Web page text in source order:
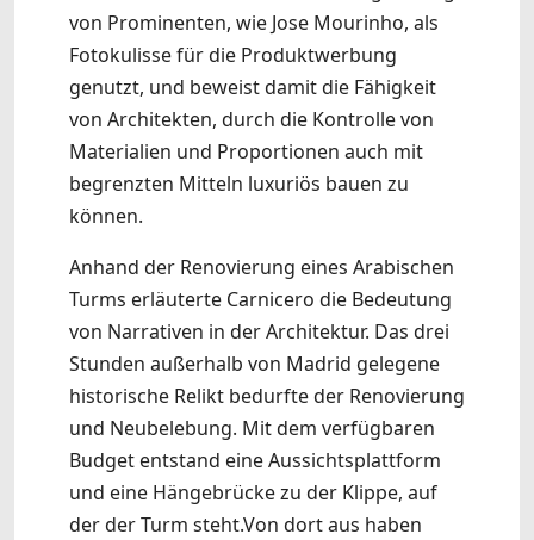
von Prominenten, wie Jose Mourinho, als
Fotokulisse für die Produktwerbung
genutzt, und beweist damit die Fähigkeit
von Architekten, durch die Kontrolle von
Materialien und Proportionen auch mit
begrenzten Mitteln luxuriös bauen zu
können.
Anhand der Renovierung eines Arabischen
Turms erläuterte Carnicero die Bedeutung
von Narrativen in der Architektur. Das drei
Stunden außerhalb von Madrid gelegene
historische Relikt bedurfte der Renovierung
und Neubelebung. Mit dem verfügbaren
Budget entstand eine Aussichtsplattform
und eine Hängebrücke zu der Klippe, auf
der der Turm steht.Von dort aus haben